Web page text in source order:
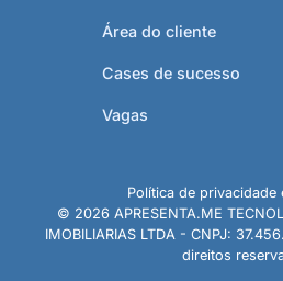
Área do cliente
Cases de sucesso
Vagas
© 2026 APRESENTA.ME
IMOBILIARIAS LTDA - CNPJ:
direitos
Política de privacidade